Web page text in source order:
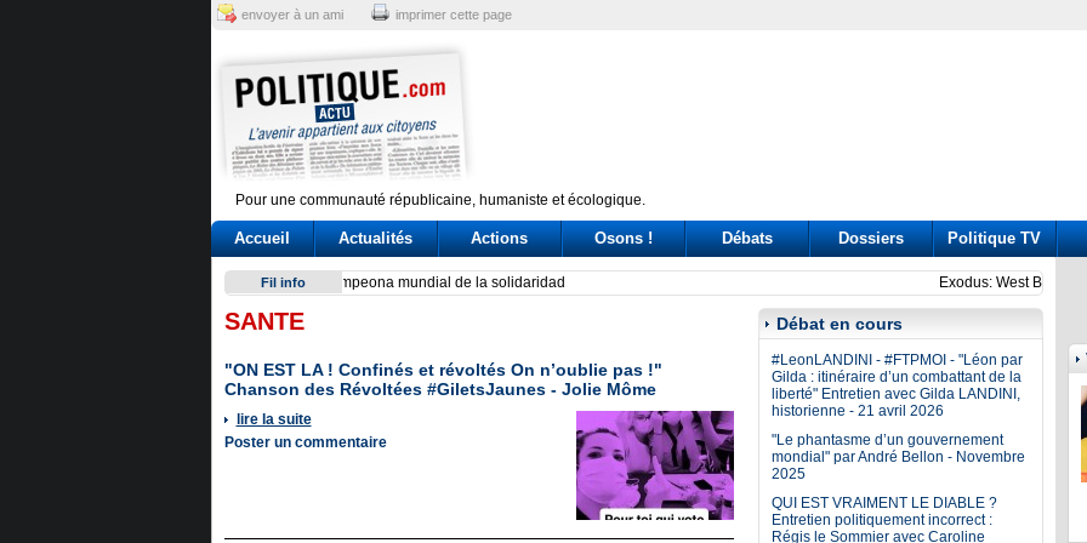
envoyer à un ami imprimer cette page
Pour une communauté républicaine, humaniste et écologique.
Accueil Actualités Actions Osons ! Débats Dossiers Politique TV
Fil info Exodus: West Bank hardships drive out Palestinian Christians
SANTE
"ON EST LA ! Confinés et révoltés On n’oublie pas !"
Chanson des Révoltées #GiletsJaunes - Jolie Môme
lire la suite
Poster un commentaire
Débat en cours
#LeonLANDINI - #FTPMOI - "Léon par
Gilda : itinéraire d’un combattant de la
liberté" Entretien avec Gilda LANDINI,
historienne - 21 avril 2026
"Le phantasme d’un gouvernement
mondial" par André Bellon - Novembre
2025
QUI EST VRAIMENT LE DIABLE ?
Entretien politiquement incorrect :
Régis le Sommier avec Caroline